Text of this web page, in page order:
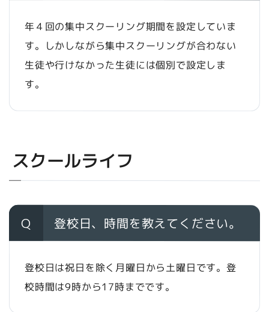
年４回の集中スクーリング期間を設定していま
す。しかしながら集中スクーリングが合わない
生徒や行けなかった生徒には個別で設定しま
す。
スクールライフ
Q 登校日、時間を教えてください。
登校日は祝日を除く月曜日から土曜日です。登
校時間は9時から17時までです。